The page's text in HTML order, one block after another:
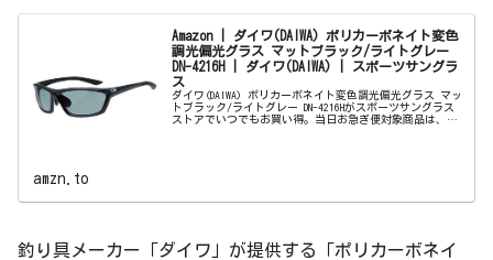
Amazon | ダイワ(DAIWA) ポリカーボネイト変色
調光偏光グラス マットブラック/ライトグレー
DN-4216H | ダイワ(DAIWA) | スポーツサングラ
ス
ダイワ(DAIWA) ポリカーボネイト変色調光偏光グラス マッ
トブラック/ライトグレー DN-4216Hがスポーツサングラス
ストアでいつでもお買い得。当日お急ぎ便対象商品は、当
amzn.to
釣り具メーカー「ダイワ」が提供する「ポリカーボネイ